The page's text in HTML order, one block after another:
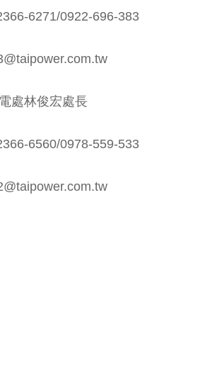
6271/0922-696-383
處林俊宏處長
6560/0978-559-533